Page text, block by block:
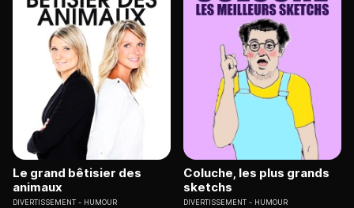
Le grand bêtisier des
animaux
DIVERTISSEMENT HUMOUR
Coluche, les plus grands
sketchs
DIVERTISSEMENT HUMOUR